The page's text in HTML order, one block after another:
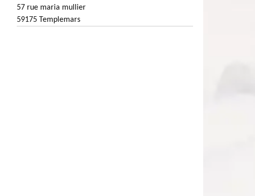
57 rue maria mullier
59175 Templemars